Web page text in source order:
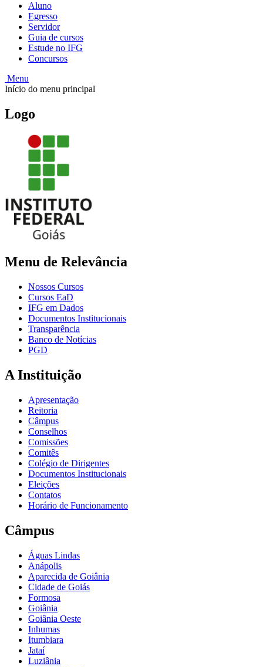
Aluno
Egresso
Servidor
Guia de cursos
Estude no IFG
Concursos
Menu
Início do menu principal
Logo
Menu de Relevância
Nossos Cursos
Cursos EaD
IFG em Dados
Documentos Institucionais
Transparência
Banco de Notícias
PGD
A Instituição
Apresentação
Reitoria
Câmpus
Conselhos
Comissões
Comitês
Colégio de Dirigentes
Documentos Institucionais
Eleições
Contatos
Horário de Funcionamento
Câmpus
Águas Lindas
Anápolis
Aparecida de Goiânia
Cidade de Goiás
Formosa
Goiânia
Goiânia Oeste
Inhumas
Itumbiara
Jataí
Luziânia